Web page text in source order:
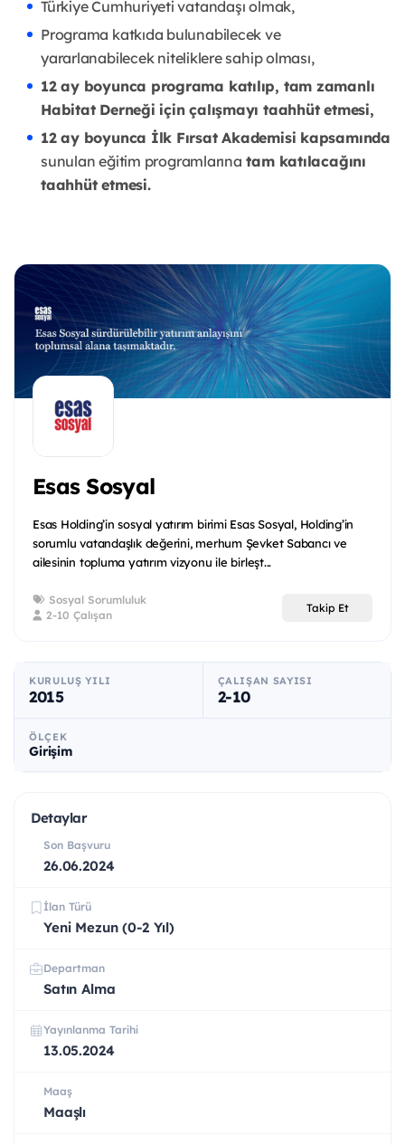
Türkiye Cumhuriyeti vatandaşı olmak,
Programa katkıda bulunabilecek ve
yararlanabilecek niteliklere sahip olması,
12 ay boyunca programa katılıp, tam zamanlı
Habitat Derneği için çalışmayı taahhüt etmesi,
12 ay boyunca İlk Fırsat Akademisi kapsamında
sunulan eğitim programlarına tam katılacağını
taahhüt etmesi.
Esas Sosyal
Esas Holding’in sosyal yatırım birimi Esas Sosyal, Holding’in
sorumlu vatandaşlık değerini, merhum Şevket Sabancı ve
ailesinin topluma yatırım vizyonu ile birleşt...
Sosyal Sorumluluk
2-10 Çalışan
Takip Et
KURULUŞ YILI
2015
ÇALIŞAN SAYISI
2-10
ÖLÇEK
Girişim
Detaylar
Son Başvuru
26.06.2024
İlan Türü
Yeni Mezun (0-2 Yıl)
Departman
Satın Alma
Yayınlanma Tarihi
13.05.2024
Maaş
Maaşlı